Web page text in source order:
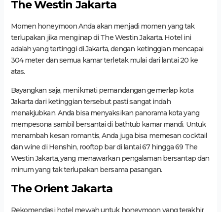
The Westin Jakarta
Momen honeymoon Anda akan menjadi momen yang tak
terlupakan jika menginap di The Westin Jakarta. Hotel ini
adalah yang tertinggi di Jakarta, dengan ketinggian mencapai
304 meter dan semua kamar terletak mulai dari lantai 20 ke
atas.
Bayangkan saja, menikmati pemandangan gemerlap kota
Jakarta dari ketinggian tersebut pasti sangat indah
menakjubkan. Anda bisa menyaksikan panorama kota yang
mempesona sambil bersantai di bathtub kamar mandi. Untuk
menambah kesan romantis, Anda juga bisa memesan cocktail
dan wine di Henshin, rooftop bar di lantai 67 hingga 69 The
Westin Jakarta, yang menawarkan pengalaman bersantap dan
minum yang tak terlupakan bersama pasangan.
The Orient Jakarta
Rekomendasi hotel mewah untuk honeymoon yang terakhir